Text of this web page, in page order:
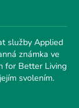
služby Applied
známka ve
for Better Living
svolením.